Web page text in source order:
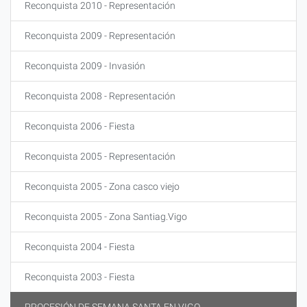
Reconquista 2010 - Representación
Reconquista 2009 - Representación
Reconquista 2009 - Invasión
Reconquista 2008 - Representación
Reconquista 2006 - Fiesta
Reconquista 2005 - Representación
Reconquista 2005 - Zona casco viejo
Reconquista 2005 - Zona Santiag.Vigo
Reconquista 2004 - Fiesta
Reconquista 2003 - Fiesta